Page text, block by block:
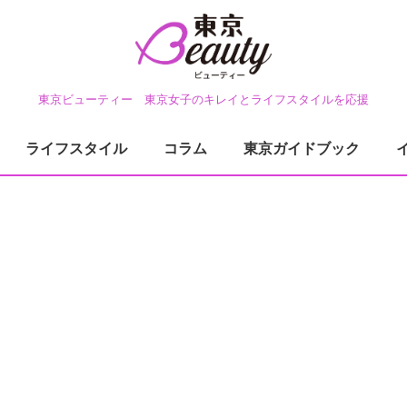
東京ビューティー 東京女子のキレイとライフスタイルを応援
ライフスタイル コラム 東京ガイドブック